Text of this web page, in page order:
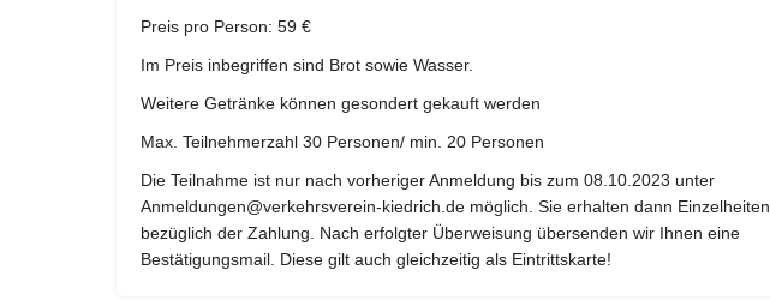
Preis pro Person: 59 €
Im Preis inbegriffen sind Brot sowie Wasser.
Weitere Getränke können gesondert gekauft werden
Max. Teilnehmerzahl 30 Personen/ min. 20 Personen
Die Teilnahme ist nur nach vorheriger Anmeldung bis zum 08.10.2023 unter
Anmeldungen@verkehrsverein-kiedrich.de möglich. Sie erhalten dann Einzelheiten
bezüglich der Zahlung. Nach erfolgter Überweisung übersenden wir Ihnen eine
Bestätigungsmail. Diese gilt auch gleichzeitig als Eintrittskarte!